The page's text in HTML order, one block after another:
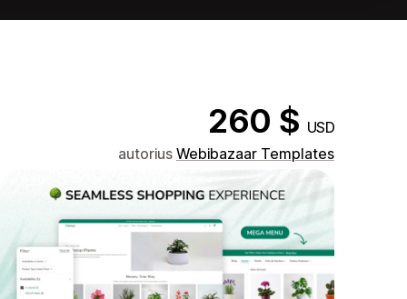
260 $ USD
autorius Webibazaar Templates